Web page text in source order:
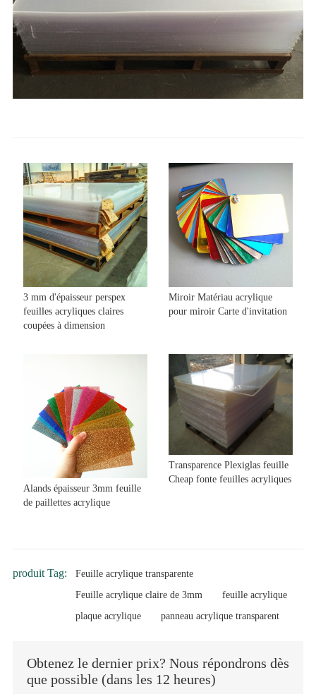
3 mm d'épaisseur perspex
feuilles acryliques claires
coupées à dimension
Miroir Matériau acrylique
pour miroir Carte d'invitation
Alands épaisseur 3mm feuille
de paillettes acrylique
Transparence Plexiglas feuille
Cheap fonte feuilles acryliques
produit Tag:
Feuille acrylique transparente
Feuille acrylique claire de 3mm
feuille acrylique
plaque acrylique
panneau acrylique transparent
Obtenez le dernier prix? Nous répondrons dès
que possible (dans les 12 heures)